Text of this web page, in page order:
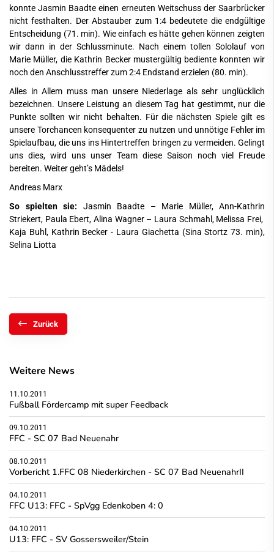
konnte Jasmin Baadte einen erneuten Weitschuss der Saarbrücker
nicht festhalten. Der Abstauber zum 1:4 bedeutete die endgültige
Entscheidung (71. min). Wie einfach es hätte gehen können zeigten
wir dann in der Schlussminute. Nach einem tollen Sololauf von
Marie Müller, die Kathrin Becker mustergültig bediente konnten wir
noch den Anschlusstreffer zum 2:4 Endstand erzielen (80. min).
Alles in Allem muss man unsere Niederlage als sehr unglücklich
bezeichnen. Unsere Leistung an diesem Tag hat gestimmt, nur die
Punkte sollten wir nicht behalten. Für die nächsten Spiele gilt es
unsere Torchancen konsequenter zu nutzen und unnötige Fehler im
Spielaufbau, die uns ins Hintertreffen bringen zu vermeiden. Gelingt
uns dies, wird uns unser Team diese Saison noch viel Freude
bereiten. Weiter geht’s Mädels!
Andreas Marx
So spielten sie: Jasmin Baadte – Marie Müller, Ann-Kathrin
Striekert, Paula Ebert, Alina Wagner – Laura Schmahl, Melissa Frei,
Kaja Buhl, Kathrin Becker - Laura Giachetta (Sina Stortz 73. min),
Selina Liotta
Zurück
Weitere News
11.10.2011
Fußball Fördercamp mit super Feedback
09.10.2011
FFC - SC 07 Bad Neuenahr
08.10.2011
Vorbericht 1.FFC 08 Niederkirchen - SC 07 Bad NeuenahrII
04.10.2011
FFC U13: FFC - SpVgg Edenkoben 4: 0
04.10.2011
U13: FFC - SV Gossersweiler/Stein